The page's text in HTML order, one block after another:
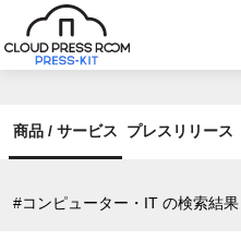
商品 / サービス プレスリリース
#コンピューター・IT の検索結果